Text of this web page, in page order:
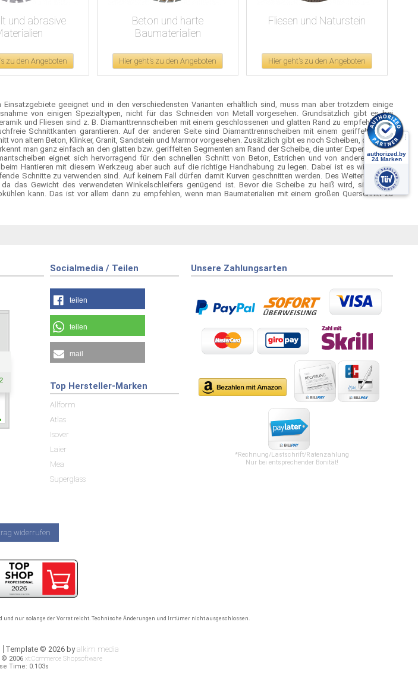
und abrasive
zu den Angeboten
Beton und harte
Baumaterialien
Hier geht's zu den Angeboten
Fliesen und Naturstein
Hier geht's zu den Angeboten
geeignet und in den verschiedensten Varianten erhältlich sind, muss man aber trotzdem einige
von einigen Spezialtypen, nicht für das Schneiden von Metall vorgesehen. Grundsätzlich gibt es bei
und Fliesen sind z. B. Diamanttrennscheiben mit einem geschlossenen und glatten Rand zu empfehlen, da
Schnittkanten garantieren. Auf der anderen Seite sind Diamanttrennscheiben mit einem geriffelten und
von altem Beton, Klinker, Granit, Sandstein und Marmor vorgesehen. Zusätzlich gibt es noch Scheiben, die einen
man ganz einfach an den glatten bzw. geriffelten Segmenten am Rand der Scheibe, die unter Experten auch
eignet sich hervorragend für den schnellen Schnitt von Beton, Estrichen und von anderen harten
Hantieren mit diesem Werkzeug aber auch auf die richtige Handhabung zu legen. Dabei ist es wichtig zu
Schnitte zu verwenden sind. Auf keinem Fall dürfen damit Kurven geschnitten werden. Des Weiteren sollte
das Gewicht des verwendeten Winkelschleifers genügend ist. Bevor die Scheibe zu heiß wird, sind auch
kann. Das ist vor allem dann zu empfehlen, wenn man Baumaterialien mit einem großen Querschnitt zu
Socialmedia / Teilen
teilen
teilen
mail
Unsere Zahlungsarten
*Rechnung/Lastschrift/Ratenzahlung
Nur bei entsprechender Bonität!
Top Hersteller-Marken
Allform
Atlas
Isover
Laier
Mea
Superglass
widerrufen
und nur solange der Vorrat reicht. Technische Änderungen und Irrtümer nicht ausgeschlossen.
Template © 2026 byalkim media
2006 xt:Commerce Shopsoftware
Time: 0.103s